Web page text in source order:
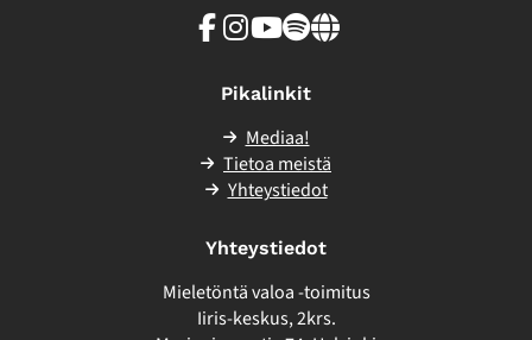
Facebook
Instagram
Youtube
SpotifyLinkki
Pikalinkit
Mediaa!
Tietoa meistä
Yhteystiedot
Yhteystiedot
Mieletöntä valoa -toimitus
Iiris-keskus, 2krs.